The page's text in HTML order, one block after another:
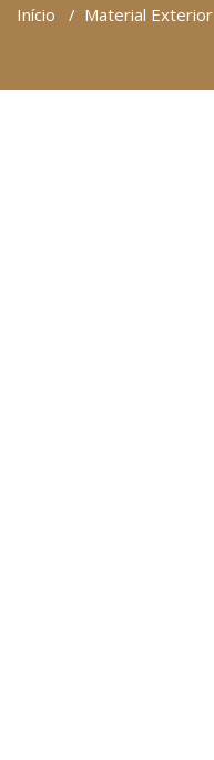
Início / Material Exterior